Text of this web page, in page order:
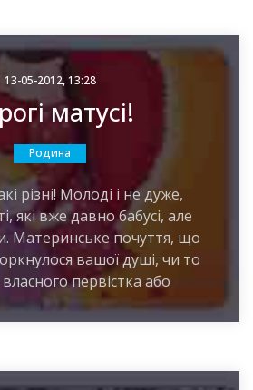
13-05-2012, 13:28
матусі!
Родина
різні! Молоді і не дуже,
які вже давно бабусі, але
Материнське почуття, що
вашої душі, чи то
первістка або